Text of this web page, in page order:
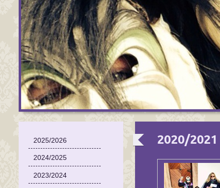
2020/2021
2025/2026
2024/2025
2023/2024